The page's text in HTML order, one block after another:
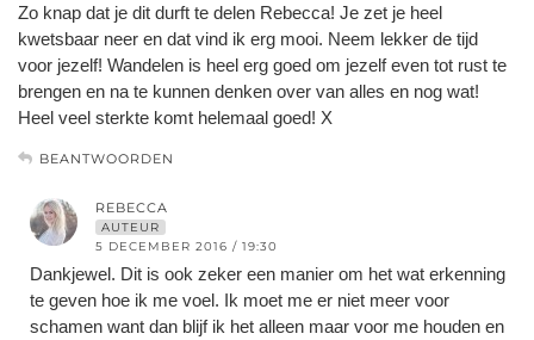
Zo knap dat je dit durft te delen Rebecca! Je zet je heel
kwetsbaar neer en dat vind ik erg mooi. Neem lekker de tijd
voor jezelf! Wandelen is heel erg goed om jezelf even tot rust te
brengen en na te kunnen denken over van alles en nog wat!
Heel veel sterkte komt helemaal goed! X
BEANTWOORDEN
REBECCA
AUTEUR
5 DECEMBER 2016 / 19:30
Dankjewel. Dit is ook zeker een manier om het wat erkenning
te geven hoe ik me voel. Ik moet me er niet meer voor
schamen want dan blijf ik het alleen maar voor me houden en